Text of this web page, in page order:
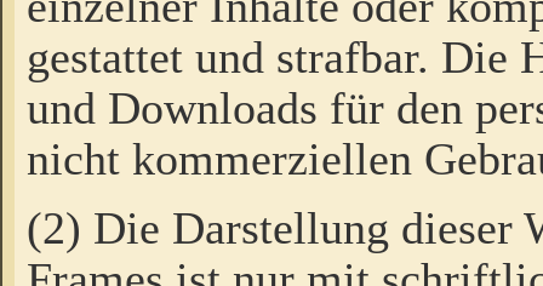
gestattet und strafbar. Die
und Downloads für den
nicht kommerziellen
(2) Die Darstellung dieser